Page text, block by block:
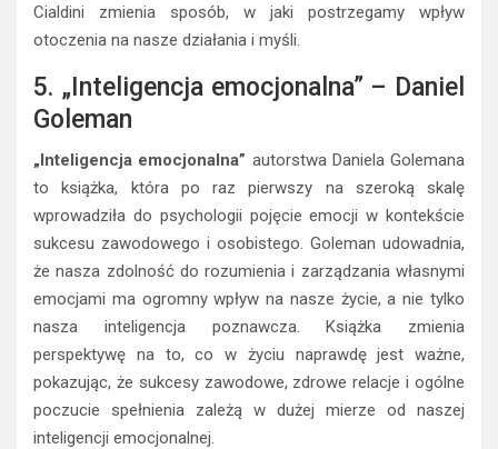
Cialdini zmienia sposób, w jaki postrzegamy wpływ
otoczenia na nasze działania i myśli.
5. „Inteligencja emocjonalna” – Daniel
Goleman
„Inteligencja emocjonalna” autorstwa Daniela Golemana
to książka, która po raz pierwszy na szeroką skalę
wprowadziła do psychologii pojęcie emocji w kontekście
sukcesu zawodowego i osobistego. Goleman udowadnia,
że nasza zdolność do rozumienia i zarządzania własnymi
emocjami ma ogromny wpływ na nasze życie, a nie tylko
nasza inteligencja poznawcza. Książka zmienia
perspektywę na to, co w życiu naprawdę jest ważne,
pokazując, że sukcesy zawodowe, zdrowe relacje i ogólne
poczucie spełnienia zależą w dużej mierze od naszej
inteligencji emocjonalnej.